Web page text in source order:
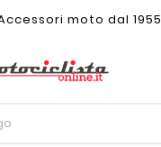
moto dal 1955